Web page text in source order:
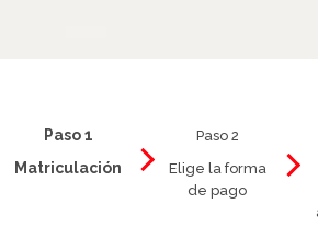
Paso 1
Matriculación
Paso 2
Elige la forma
de pago